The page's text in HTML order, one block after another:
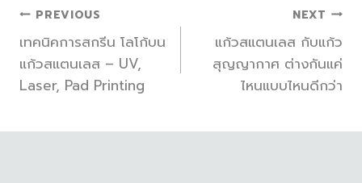
แนะแนว
เรื่อง
PREVIOUS
เทคนิคการสกรีน โลโก้บน
แก้วสแตนเลส – UV,
Laser, Pad Printing
NEXT
แก้วสแตนเลส กับแก้ว
สุญญากาศ ต่างกันแค่
ไหนแบบไหนดีกว่า